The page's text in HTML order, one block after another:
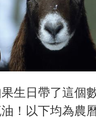
生日帶了這個
！以下均為農